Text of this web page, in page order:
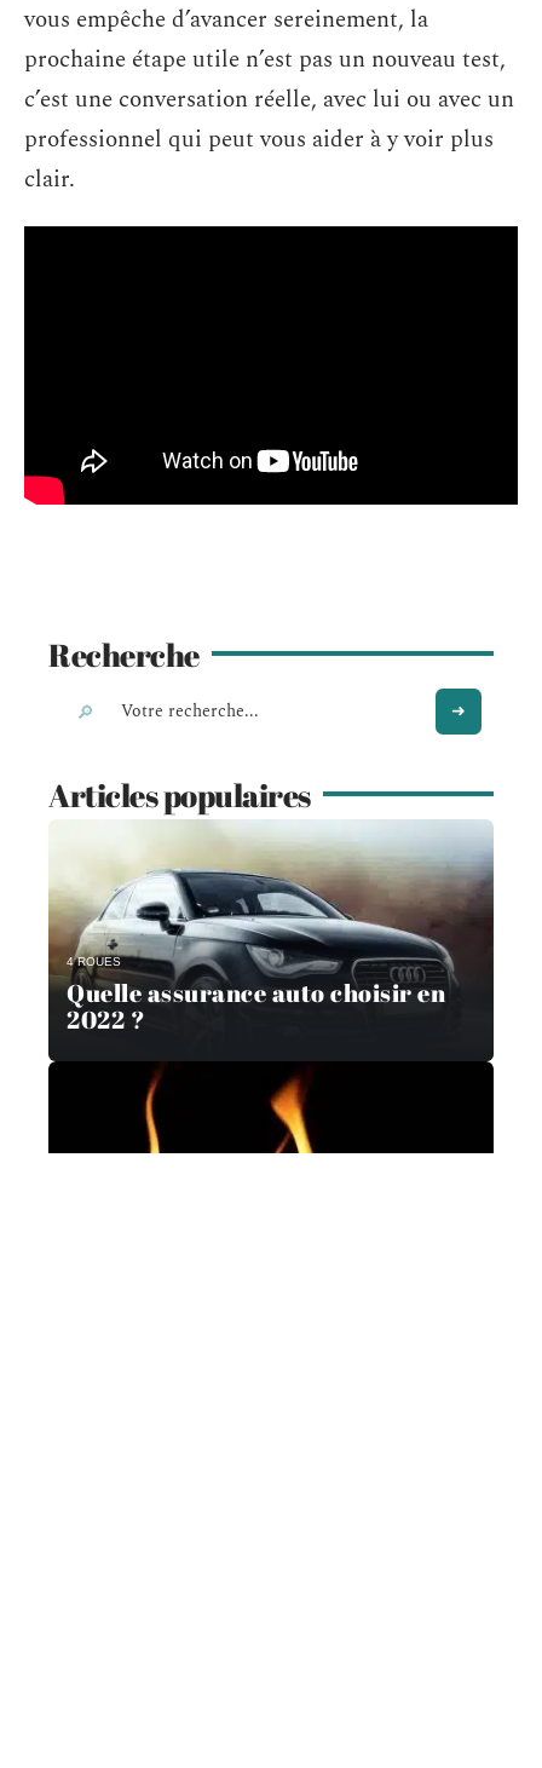
vous empêche d’avancer sereinement, la
prochaine étape utile n’est pas un nouveau test,
c’est une conversation réelle, avec lui ou avec un
professionnel qui peut vous aider à y voir plus
clair.
Recherche
Articles populaires
4 ROUES
Quelle assurance auto choisir en
2022 ?